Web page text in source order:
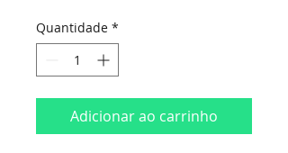
Quantidade *
Adicionar ao carrinho